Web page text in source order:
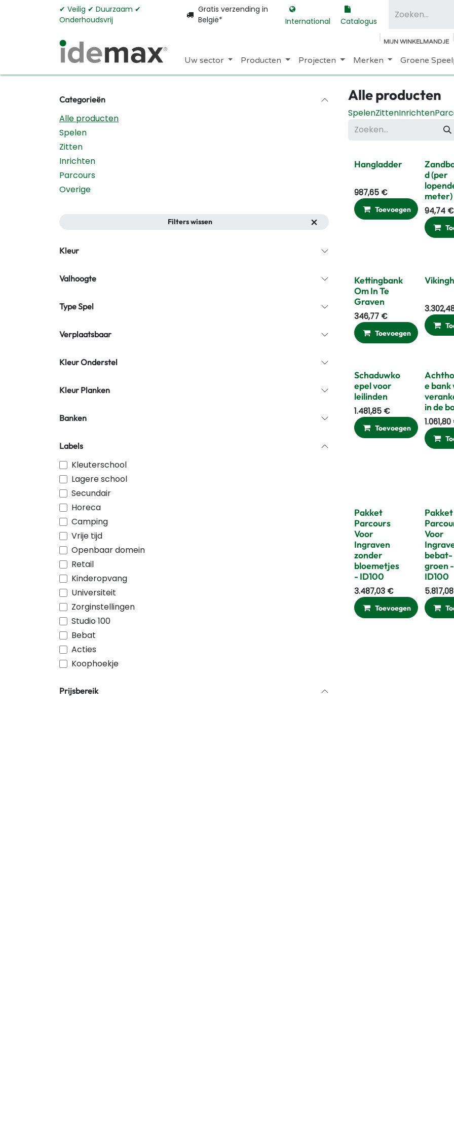
Overslaan naar inhoud✔︎ Veilig ✔︎ Duurzaam ✔︎
Onderhoudsvrij
Gratis verzending in
België*
International Catalogus
MIJN WINKELMANDJE
Uw sector Producten Projecten Merken Groene
Categorieën
Alle producten
Spelen
Zitten
Inrichten
Parcours
Overige
Filters wissen
Kleur
Valhoogte
Type Spel
Verplaatsbaar
Kleur Onderstel
Kleur Planken
Banken
Labels
Kleuterschool
Lagere school
Secundair
Horeca
Camping
Vrije tijd
Openbaar domein
Retail
Kinderopvang
Universiteit
Zorginstellingen
Studio 100
Bebat
Acties
Koophoekje
Prijsbereik
Alle producten
SpelenZittenInrichten
Hangladder
987,65 €
Toevoegen
d (per
meter)
94,74€
Kettingbank
Om In Te
Graven
346,77 €
Toevoegen
Schaduwko
epel voor
leilinden
1.481,85 €
Toevoegen
e bank
in de
1.061,80
Pakket
Parcours
Voor
Ingraven
zonder
bloemetjes
- ID100
3.487,03 €
Toevoegen
Pakket
Voor
bebat-
groen -
ID100
5.817,08